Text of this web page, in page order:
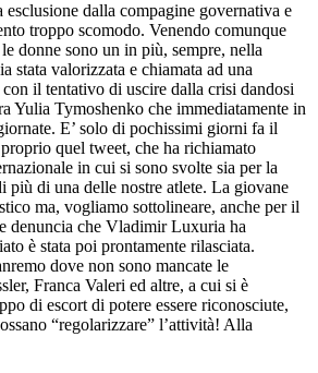
dalla compagine governativa e
troppo scomodo. Venendo comunque
donne sono un in più, sempre, nella
stata valorizzata e chiamata ad una
il tentativo di uscire dalla crisi dandosi
Yulia Tymoshenko che immediatamente in
E’ solo di pochissimi giorni fa il
quel tweet, che ha richiamato
in cui si sono svolte sia per la
più di una delle nostre atlete. La giovane
ma, vogliamo sottolineare, anche per il
denuncia che Vladimir Luxuria ha
è stata poi prontamente rilasciata.
dove non sono mancate le
Franca Valeri ed altre, a cui si è
di escort di potere essere riconosciute,
“regolarizzare” l’attività! Alla